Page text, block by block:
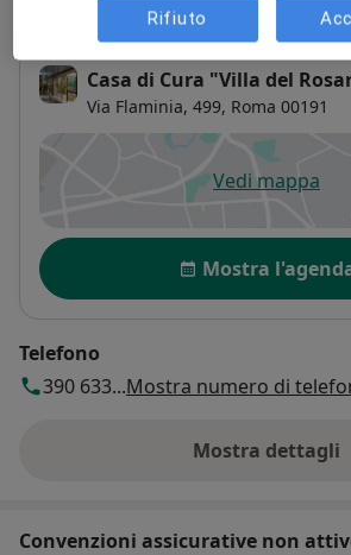
Casa di Cura "Villa del
Via Flaminia, 499, Roma 00191
Vedi mappa
si apre in
Disponibilità
Mostra
Telefono
390 633...Mostra numero di
Mostra dettagli
Convenzioni assicurative non
Rifiuto